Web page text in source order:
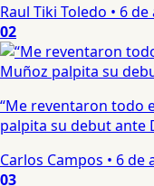
Raul Tiki Toledo • 6 de
02
“Me reventaron todo
palpita su debut ante
Carlos Campos • 6 de
03